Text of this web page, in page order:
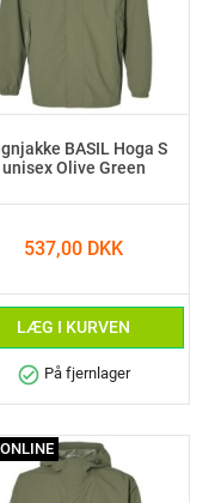
BASIL Hoga S
unisex Olive Green
537,00 DKK
LÆG I KURVEN
check_circle På fjernlager